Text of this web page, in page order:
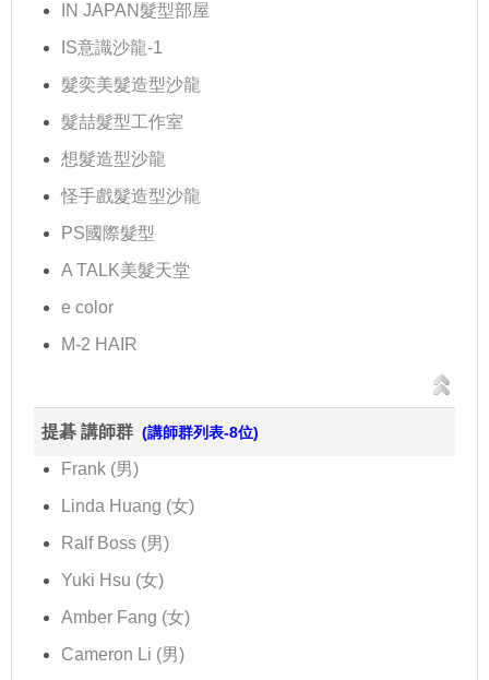
IN JAPAN髮型部屋
IS意識沙龍-1
髮奕美髮造型沙龍
髮喆髮型工作室
想髮造型沙龍
怪手戲髮造型沙龍
PS國際髮型
A TALK美髮天堂
e color
M-2 HAIR
提碁 講師群 (講師群列表-8位)
Frank (男)
Linda Huang (女)
Ralf Boss (男)
Yuki Hsu (女)
Amber Fang (女)
Cameron Li (男)